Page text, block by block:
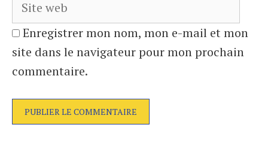
Enregistrer mon nom, mon e-mail et mon
site dans le navigateur pour mon prochain
commentaire.